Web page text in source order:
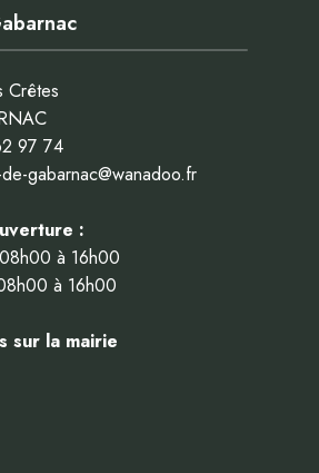
Crêtes
97 74
gabarnac@wanadoo.fr
:
à 16h00
à 16h00
sur la mairie